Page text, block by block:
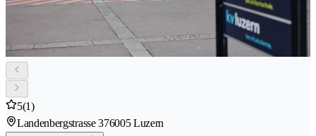
5(1)
Landenbergstrasse 376005 Luzern